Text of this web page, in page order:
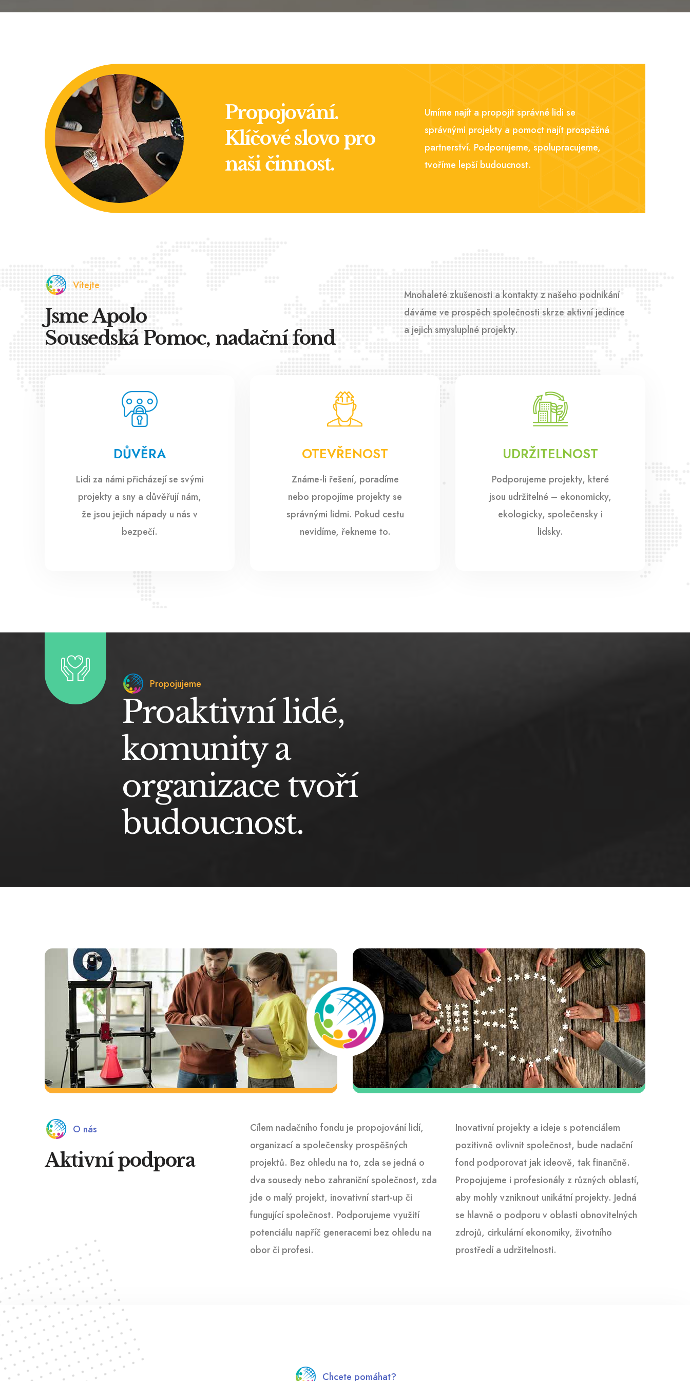
Propojování.
Klíčové slovo pro
naši činnost.
Umíme najít a propojit správné lidi se
správnými projekty a pomoct najít prospěšná
partnerství. Podporujeme, spolupracujeme,
tvoříme lepší budoucnost.
Vítejte
Jsme Apolo
Sousedská Pomoc, nadační fond
Mnohaleté zkušenosti a kontakty z našeho podnikání
dáváme ve prospěch společnosti skrze aktivní jedince
a jejich smysluplné projekty.
DŮVĚRA
Lidi za námi přicházejí se svými
projekty a sny a důvěřují nám,
že jsou jejich nápady u nás v
bezpečí.
OTEVŘENOST
Známe-li řešení, poradíme
nebo propojíme projekty se
správnými lidmi. Pokud cestu
nevidíme, řekneme to.
UDRŽITELNOST
Podporujeme projekty, které
jsou udržitelné – ekonomicky,
ekologicky, společensky i
lidsky.
Propojujeme
Proaktivní lidé,
komunity a
organizace tvoří
budoucnost.
O nás
Aktivní podpora
Cílem nadačního fondu je propojování lidí,
organizací a společensky prospěšných
projektů. Bez ohledu na to, zda se jedná o
dva sousedy nebo zahraniční společnost, zda
jde o malý projekt, inovativní start-up či
fungující společnost. Podporujeme využití
potenciálu napříč generacemi bez ohledu na
obor či profesi.
Inovativní projekty a ideje s potenciálem
pozitivně ovlivnit společnost, bude nadační
fond podporovat jak ideově, tak finančně.
Propojujeme i profesionály z různých oblastí,
aby mohly vzniknout unikátní projekty. Jedná
se hlavně o podporu v oblasti obnovitelných
zdrojů, cirkulární ekonomiky, životního
prostředí a udržitelnosti.
Chcete pomáhat?